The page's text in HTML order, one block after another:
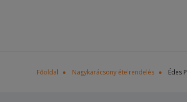
Főoldal Nagykarácsony ételrendelés Édes